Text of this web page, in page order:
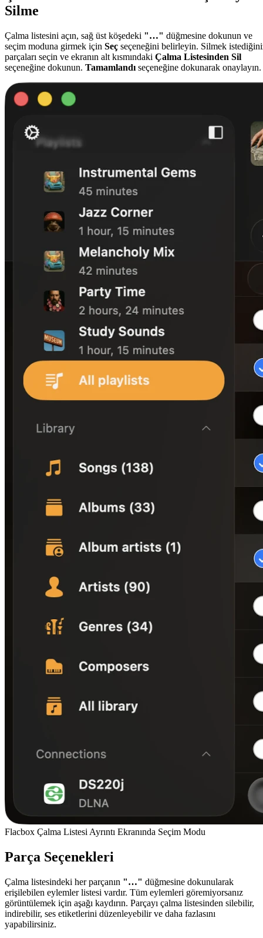
Silme
Çalma listesini açın, sağ üst köşedeki "…" düğmesine dokunun ve
seçim moduna girmek için Seç seçeneğini belirleyin. Silmek
parçaları seçin ve ekranın alt kısmındaki Çalma Listesinden Sil
seçeneğine dokunun. Tamamlandı seçeneğine dokunarak onaylayın.
Flacbox Çalma Listesi Ayrıntı Ekranında Seçim Modu
Parça Seçenekleri
Çalma listesindeki her parçanın "…" düğmesine dokunularak
erişilebilen eylemler listesi vardır. Tüm eylemleri göremiyorsanız
görüntülemek için aşağı kaydırın. Parçayı çalma listesinden silebilir,
indirebilir, ses etiketlerini düzenleyebilir ve daha fazlasını
yapabilirsiniz.